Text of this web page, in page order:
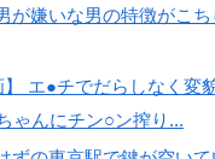
韓国が独
トマトに
だけなのが
が嫌いな男の特徴がこ
】 エ●チでだらしなく変
ゃんにチン○ン搾り...